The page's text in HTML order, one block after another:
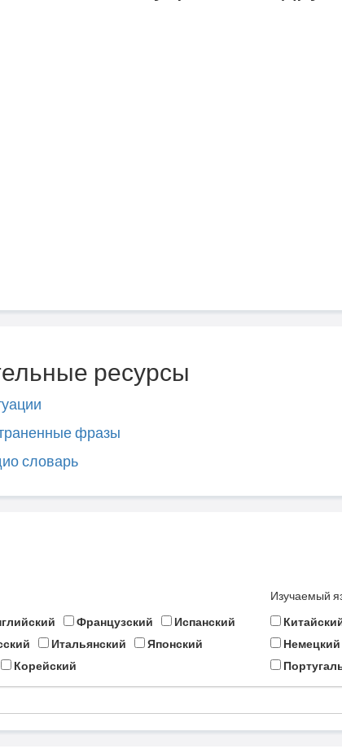
ресурсы
фразы
словарь
Французский
Испанский
Итальянский
Японский
Корейский
Изучаемый
Немецкий